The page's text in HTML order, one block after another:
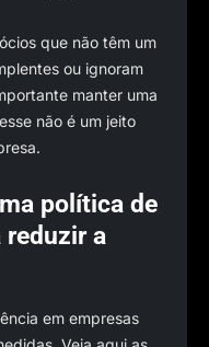
que não têm um
ou ignoram
manter uma
não é um jeito
política de
a
em empresas